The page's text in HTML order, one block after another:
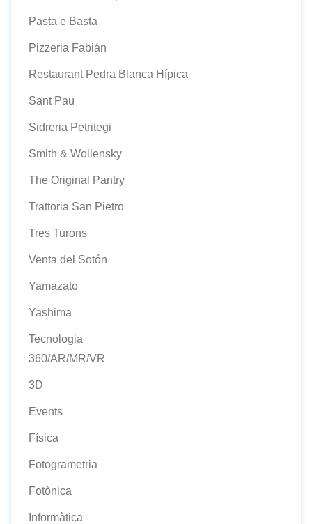
Pasta e Basta
Pizzeria Fabián
Restaurant Pedra Blanca Hípica
Sant Pau
Sidreria Petritegi
Smith & Wollensky
The Original Pantry
Trattoria San Pietro
Tres Turons
Venta del Sotón
Yamazato
Yashima
Tecnologia
360/AR/MR/VR
3D
Events
Física
Fotogrametria
Fotònica
Informàtica